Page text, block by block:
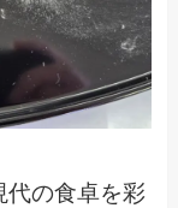
代の食卓を彩